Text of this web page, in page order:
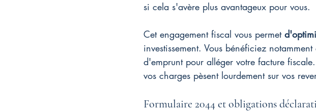
si cela s'avère plus avantageux pour vous.
Cet engagement fiscal vous permet
investissement. Vous bénéficiez
d'emprunt pour alléger votre facture
vos charges pèsent lourdement sur vos
Formulaire 2044 et obligations